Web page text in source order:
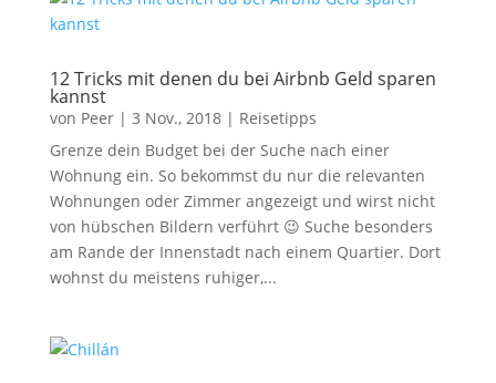
12 Tricks mit denen du bei Airbnb Geld sparen
kannst
von Peer| 3 Nov., 2018| Reisetipps
Grenze dein Budget bei der Suche nach einer
Wohnung ein. So bekommst du nur die relevanten
Wohnungen oder Zimmer angezeigt und wirst nicht
von hübschen Bildern verführt 😉 Suche besonders
am Rande der Innenstadt nach einem Quartier. Dort
wohnst du meistens ruhiger,...